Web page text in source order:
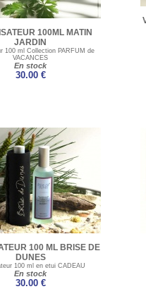
100ML MATIN
JARDIN
100 ml Collection PARFUM de
VACANCES
En stock
30.00 €
100 ML BRISE DE
DUNES
100 ml en etui CADEAU
En stock
30.00 €